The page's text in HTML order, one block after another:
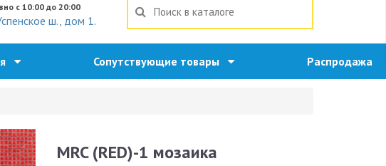
с 10:00 до 20:00
ш., дом 1.
Сопутствующие товары Распродажа
MRC (RED)-1 мозаика